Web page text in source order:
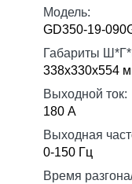
Модель:
GD350-19-
Габариты
338х330х554
Выходной ток:
180 А
Выходная
0-150 Гц
Время